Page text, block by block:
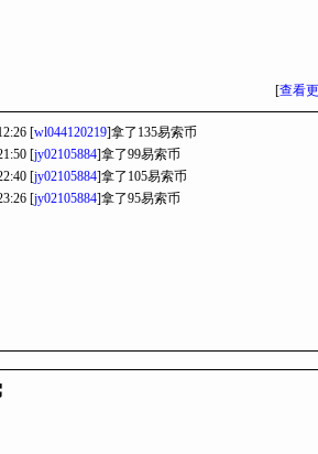
[查看
[wl044120219]拿了135易索币
[jy02105884]拿了99易索币
[jy02105884]拿了105易索币
[jy02105884]拿了95易索币